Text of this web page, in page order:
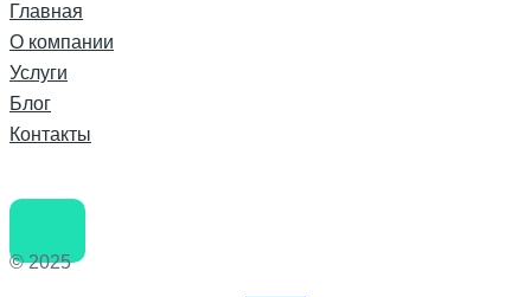
Главная
О компании
Услуги
Блог
Контакты
© 2025